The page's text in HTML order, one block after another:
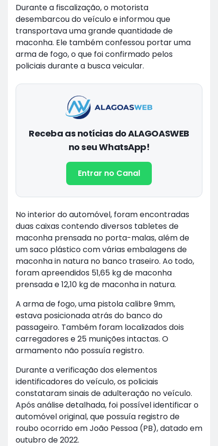
Durante a fiscalização, o motorista
desembarcou do veículo e informou que
transportava uma grande quantidade de
maconha. Ele também confessou portar uma
arma de fogo, o que foi confirmado pelos
policiais durante a busca veicular.
Receba as notícias do ALAGOASWEB
no seu WhatsApp!
Entrar no Canal
No interior do automóvel, foram encontradas
duas caixas contendo diversos tabletes de
maconha prensada no porta-malas, além de
um saco plástico com várias embalagens de
maconha in natura no banco traseiro. Ao todo,
foram apreendidos 51,65 kg de maconha
prensada e 12,10 kg de maconha in natura.
A arma de fogo, uma pistola calibre 9mm,
estava posicionada atrás do banco do
passageiro. Também foram localizados dois
carregadores e 25 munições intactas. O
armamento não possuía registro.
Durante a verificação dos elementos
identificadores do veículo, os policiais
constataram sinais de adulteração no veículo.
Após análise detalhada, foi possível identificar o
automóvel original, que possuía registro de
roubo ocorrido em João Pessoa (PB), datado em
outubro de 2022.